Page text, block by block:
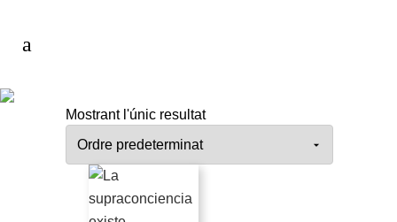
Mostrant l'únic resultat